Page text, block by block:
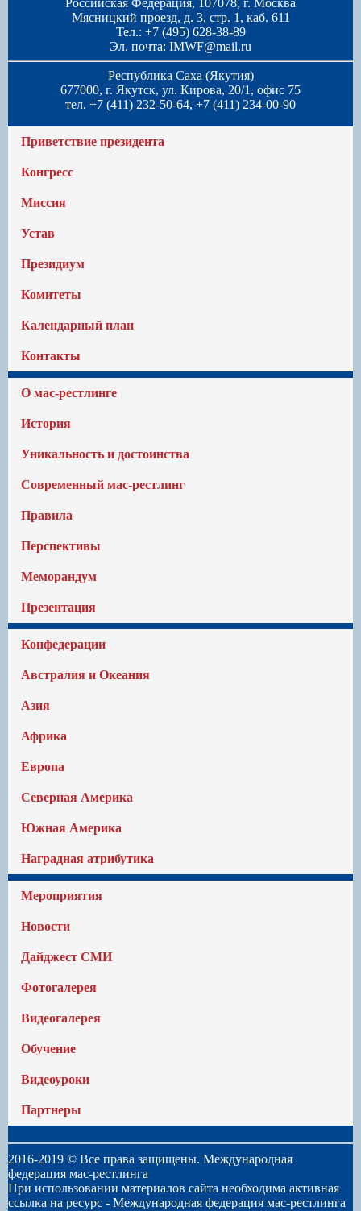
Российская Федерация, 107078, г. Москва
Мясницкий проезд, д. 3, стр. 1, каб. 611
Тел.: +7 (495) 628-38-89
Эл. почта: IMWF@mail.ru
Республика Саха (Якутия)
677000, г. Якутск, ул. Кирова, 20/1, офис 75
тел. +7 (411) 232-50-64, +7 (411) 234-00-90
Приветствие президента
Конгресс
Миссия
Устав
Президиум
Комитеты
Календарный план
Контакты
О мас-рестлинге
История
Уникальность и достоинства
Современный мас-рестлинг
Правила
Перспективы
Меморандум
Презентация
Конфедерации
Австралия и Океания
Азия
Африка
Европа
Северная Америка
Южная Америка
Наградная атрибутика
Мероприятия
Новости
Дайджест СМИ
Фотогалерея
Видеогалерея
Обучение
Видеоуроки
Партнеры
2016-2019 © Все права защищены. Международная
федерация мас-рестлинга
При использовании материалов сайта необходима активная
ссылка на ресурс - Международная федерация мас-рестлинга